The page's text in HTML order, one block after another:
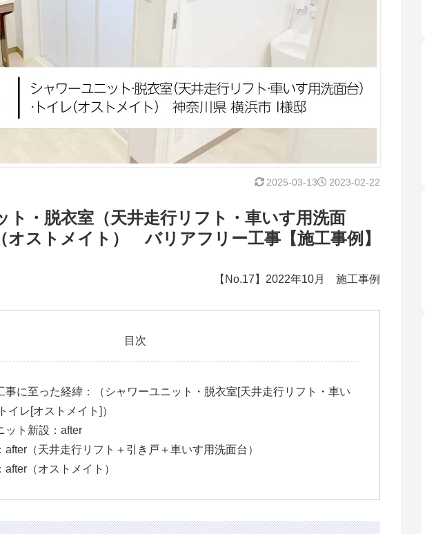
2023-02-22
2025-03-13
ト・脱衣室（天井走行リフト・車いす用洗面
オストメイト） バリアフリー工事【施工事例】
【No.17】2022年10月 施工事例
目次
事に至った経緯：（シャワーユニット・脱衣室[天井走行リフト・車い
イレ[オストメイト]）
ット新設：after
after（天井走行リフト＋引き戸＋車いす用洗面台）
after（オストメイト）